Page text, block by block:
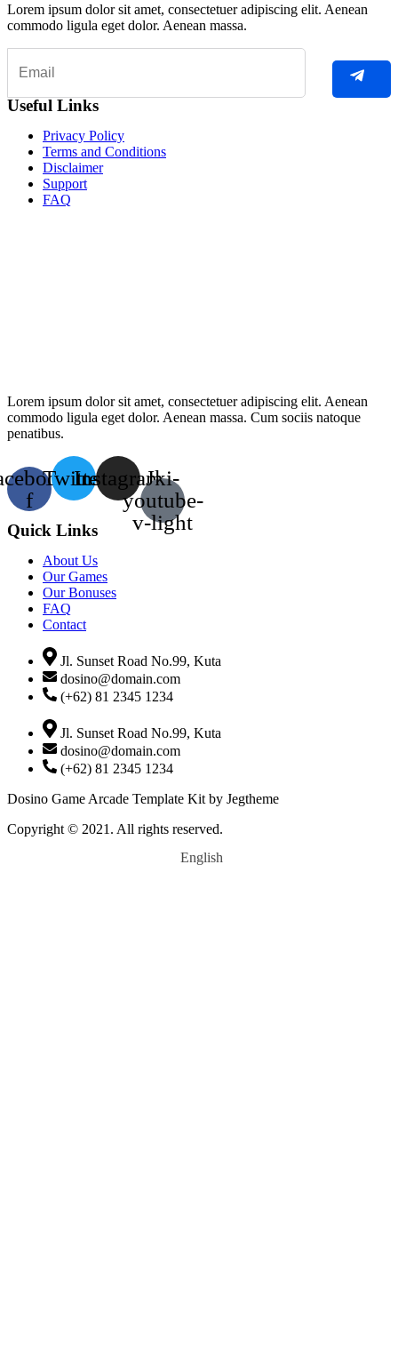
Lorem ipsum dolor sit amet, consectetuer adipiscing elit. Aenean
commodo ligula eget dolor. Aenean massa.
Useful Links
Privacy Policy
Terms and Conditions
Disclaimer
Support
FAQ
Lorem ipsum dolor sit amet, consectetuer adipiscing elit. Aenean
commodo ligula eget dolor. Aenean massa. Cum sociis natoque
penatibus.
f
TwitterInstagramJki-
youtube-
v-light
Quick Links
About Us
Our Games
Our Bonuses
FAQ
Contact
Jl. Sunset Road No.99, Kuta
dosino@domain.com
(+62) 81 2345 1234
Jl. Sunset Road No.99, Kuta
dosino@domain.com
(+62) 81 2345 1234
Dosino Game Arcade Template Kit by Jegtheme
Copyright © 2021. All rights reserved.
English